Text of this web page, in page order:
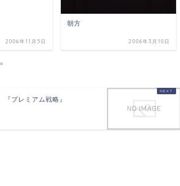
2006年11月5日
朝方
2006年3月10日
『プレミアム戦略』